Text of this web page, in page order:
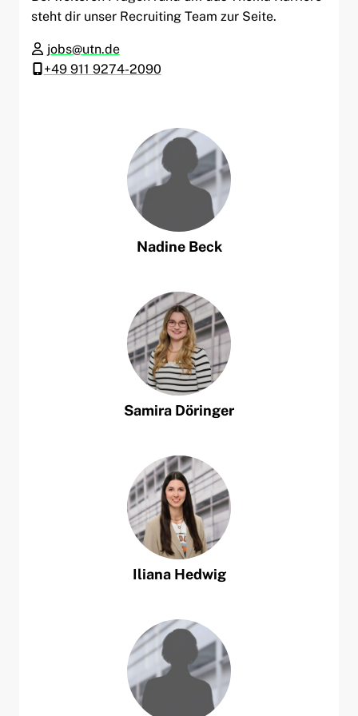
steht dir unser Recruiting Team zur Seite.
jobs@utn.de
+49 911 9274-2090
Nadine Beck
Samira Döringer
Iliana Hedwig